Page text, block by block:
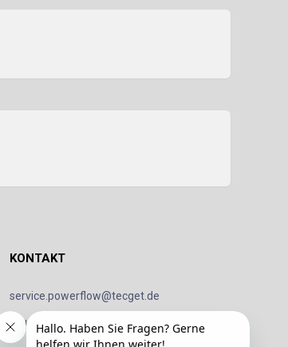
KONTAKT
service.powerflow@tecget.de
Impressum Datenschutz